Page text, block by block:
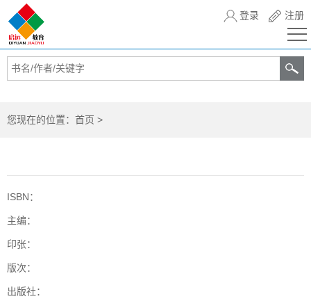
登录 注册
您现在的位置： 首页 >
ISBN：
主编：
印张：
版次：
出版社：